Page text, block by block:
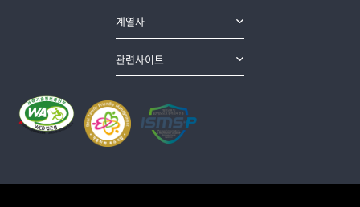
계열사
관련사이트